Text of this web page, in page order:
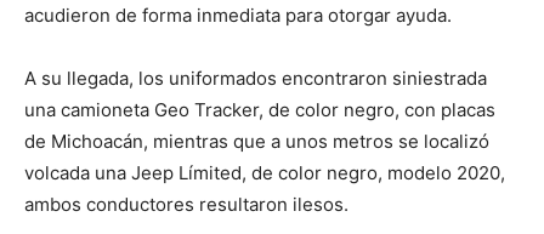
acudieron de forma inmediata para otorgar ayuda.
A su llegada, los uniformados encontraron siniestrada
una camioneta Geo Tracker, de color negro, con placas
de Michoacán, mientras que a unos metros se localizó
volcada una Jeep Límited, de color negro, modelo 2020,
ambos conductores resultaron ilesos.